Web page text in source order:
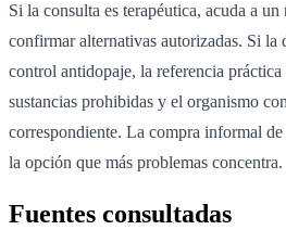
Si la consulta es terapéutica, acuda a
confirmar alternativas autorizadas. Si la
control antidopaje, la referencia práctica
sustancias prohibidas y el organismo
correspondiente. La compra informal
la opción que más problemas concentra.
Fuentes consultadas